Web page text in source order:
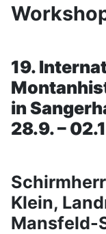
19.
in
28.9. –
Klein,
Mansfeld-